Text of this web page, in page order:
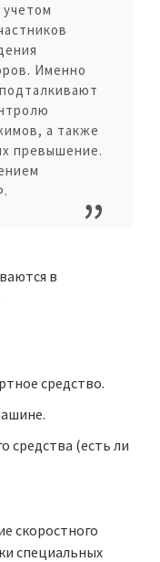
Именно
а также
превышение.
в
средство.
средства (есть ли
скоростного
специальных